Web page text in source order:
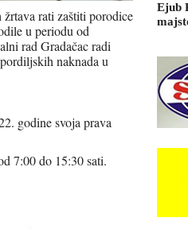
rati zaštiti porodice
u periodu od
rad Gradačac radi
naknada u
godine svoja prava
7:00 do 15:30 sati.
Ejub